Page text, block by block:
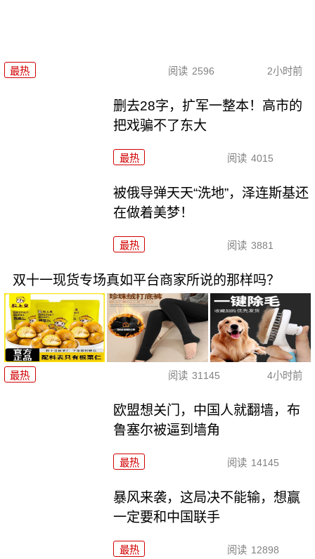
最热 阅读 2596 2小时前
删去28字，扩军一整本！高市的
把戏骗不了东大
最热 阅读 4015
被俄导弹天天“洗地”，泽连斯基还
在做着美梦！
最热 阅读 3881
双十一现货专场真如平台商家所说的那样吗？
最热 阅读 31145 4小时前
欧盟想关门，中国人就翻墙，布
鲁塞尔被逼到墙角
最热 阅读 14145
暴风来袭，这局决不能输，想赢
一定要和中国联手
最热 阅读 12898